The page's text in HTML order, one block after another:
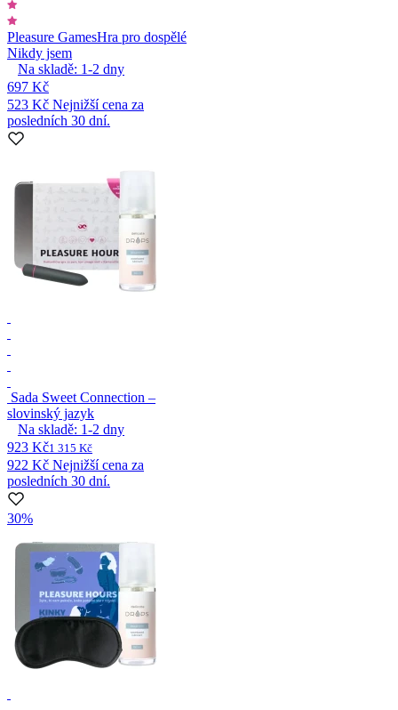
Pleasure GamesHra pro dospělé
Nikdy jsem
Na skladě: 1-2 dny
697 Kč
523 Kč Nejnižší cena za
posledních 30 dní.
Sada Sweet Connection –
slovinský jazyk
Na skladě: 1-2 dny
923 Kč1 315 Kč
922 Kč Nejnižší cena za
posledních 30 dní.
30%